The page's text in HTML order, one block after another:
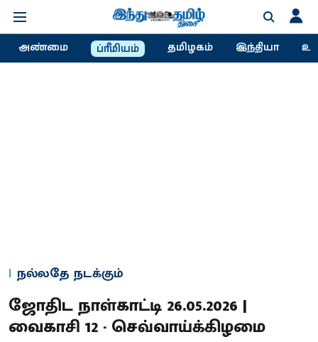
அண்மை ப்ரீமியம் தமிழகம் இந்தியா
நல்லதே நடக்கும்
ஜோதிட நாள்காட்டி 26.05.2026 |
வைகாசி 12 - செவ்வாய்க்கிழமை